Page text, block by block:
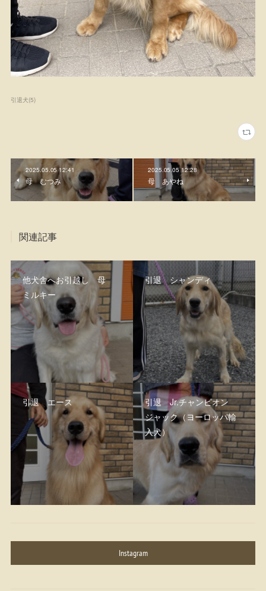
引退犬(5)
2025.05.05 12:41
母 むつみ
2025.05.05 12:28
母 あやね
関連記事
他犬舎へお引越し 母
ミルキー
引退 シャンディ
引退 エース
引退 Jr.チャンピオン
ジャック（ヨーロッパ輸
入犬）
Instagram